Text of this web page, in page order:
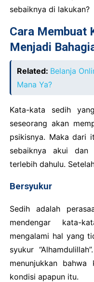
sebaiknya di lakukan?
Cara Membuat
Menjadi
Related: Belanja
Mana Ya?
Kata-kata sedih
seseorang akan
psikisnya. Maka dari
sebaiknya akui dan
terlebih dahulu.
Bersyukur
Sedih adalah
mendengar kata-
mengalami hal yang
syukur
menunjukkan
kondisi apapun itu.